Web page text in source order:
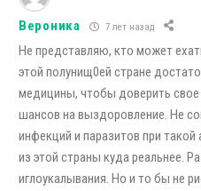
Вероника 7 лет назад
Не представляю, кто может
этой полунищ0ей стране
медицины, чтобы доверить
шансов на выздоровление. Не
инфекций и паразитов при
из этой страны куда реальнее.
иглоукалывания. Но и то бы не